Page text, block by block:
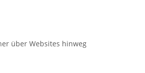
über Websites hinweg